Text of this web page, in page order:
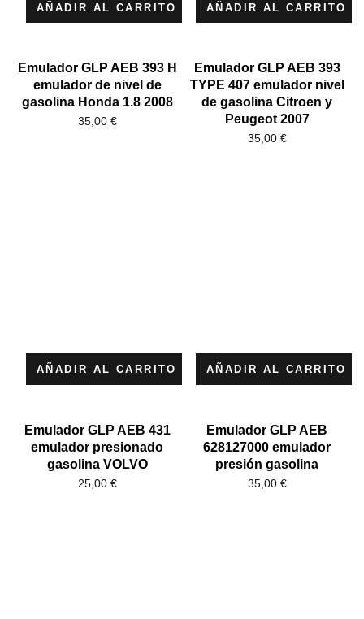
AÑADIR AL CARRITO
Emulador GLP AEB 393 H
emulador de nivel de
gasolina Honda 1.8 2008
35,00 €
AÑADIR AL CARRITO
Emulador GLP AEB 393
TYPE 407 emulador nivel
de gasolina Citroen y
Peugeot 2007
35,00 €
AÑADIR AL CARRITO
Emulador GLP AEB 431
emulador presionado
gasolina VOLVO
25,00 €
AÑADIR AL CARRITO
Emulador GLP AEB
628127000 emulador
presión gasolina
35,00 €